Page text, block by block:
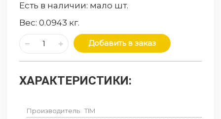
Есть в наличии: мало шт.
Вес:0.0943 кг.
Добавить в заказ
ХАРАКТЕРИСТИКИ:
Производитель TIM